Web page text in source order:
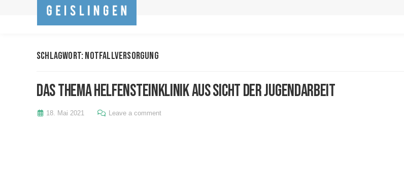
Schlagwort:notfallversorgung
Das Thema Helfensteinklinik aus Sicht der Jugendarbeit
18. Mai 2021 Leave a comment